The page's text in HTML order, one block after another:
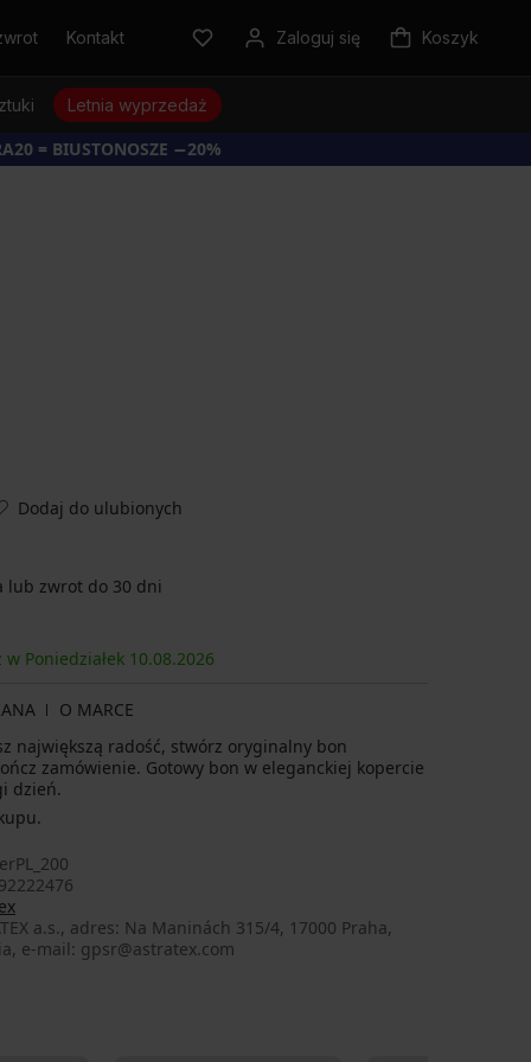
Kontakt Zaloguj się Koszyk
Letnia wyprzedaż
= BIUSTONOSZE −20%
Dodaj do ulubionych
lub zwrot do 30 dni
Poniedziałek 10.08.2026
O MARCE
największą radość, stwórz oryginalny bon
zamówienie. Gotowy bon w eleganckiej kopercie
dzień.
a.s., adres: Na Maninách 315/4, 17000 Praha,
e-mail: gpsr@astratex.com